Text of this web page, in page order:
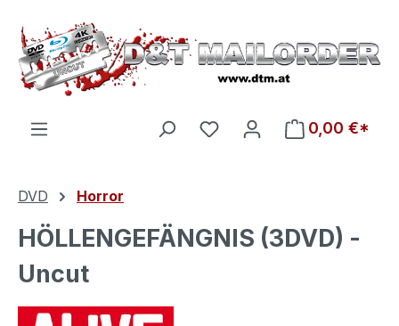
Zum Hauptinhalt springen
Du hast 0 Produkte auf
0,00 €*
DVD Horror
HÖLLENGEFÄNGNIS (3DVD) -
Uncut